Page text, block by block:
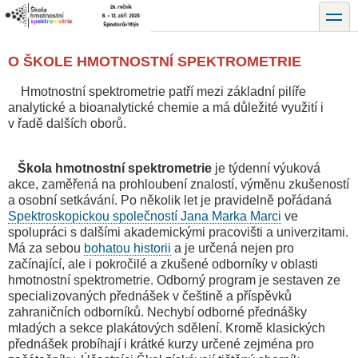
Přejít
obsahu
toggle
O ŠKOLE HMOTNOSTNÍ SPEKTROMETRIE
Hmotnostní spektrometrie patří mezi základní pilíře
analytické a bioanalytické chemie a má důležité využití i
v řadě dalších oborů.
Škola hmotnostní spektrometrie je týdenní výuková
akce, zaměřená na prohloubení znalostí, výměnu zkušeností
a osobní setkávání. Po několik let je pravidelně pořádaná
Spektroskopickou společností Jana Marka Marci ve
spolupráci s dalšími akademickými pracovišti a univerzitami.
Má za sebou bohatou historii a je určená nejen pro
začínající, ale i pokročilé a zkušené odborníky v oblasti
hmotnostní spektrometrie. Odborný program je sestaven ze
specializovaných přednášek v češtině a příspěvků
zahraničních odborníků. Nechybí odborné přednášky
mladých a sekce plakátových sdělení. Kromě klasických
přednášek probíhají i krátké kurzy určené zejména pro